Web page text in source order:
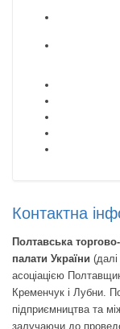
Контактна
Полтавська
палати України
асоціацією
Кременчук і Лубни.
підприємництва та
залучаючи до